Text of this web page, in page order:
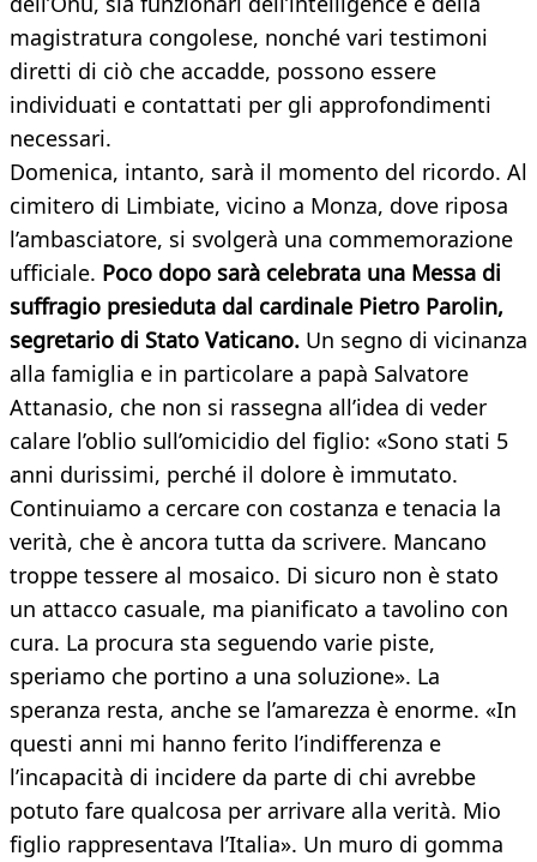
magistratura congolese, nonché vari testimoni
diretti di ciò che accadde, possono essere
individuati e contattati per gli approfondimenti
necessari.
Domenica, intanto, sarà il momento del ricordo. Al
cimitero di Limbiate, vicino a Monza, dove riposa
l’ambasciatore, si svolgerà una commemorazione
ufficiale. Poco dopo sarà celebrata una Messa di
suffragio presieduta dal cardinale Pietro Parolin,
segretario di Stato Vaticano. Un segno di vicinanza
alla famiglia e in particolare a papà Salvatore
Attanasio, che non si rassegna all’idea di veder
calare l’oblio sull’omicidio del figlio: «Sono stati 5
anni durissimi, perché il dolore è immutato.
Continuiamo a cercare con costanza e tenacia la
verità, che è ancora tutta da scrivere. Mancano
troppe tessere al mosaico. Di sicuro non è stato
un attacco casuale, ma pianificato a tavolino con
cura. La procura sta seguendo varie piste,
speriamo che portino a una soluzione». La
speranza resta, anche se l’amarezza è enorme. «In
questi anni mi hanno ferito l’indifferenza e
l’incapacità di incidere da parte di chi avrebbe
potuto fare qualcosa per arrivare alla verità. Mio
figlio rappresentava l’Italia». Un muro di gomma